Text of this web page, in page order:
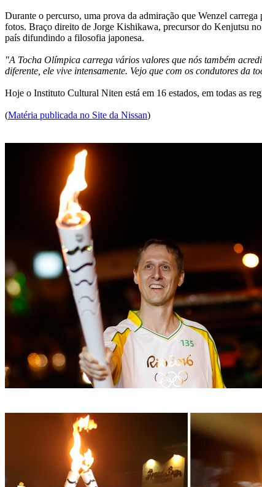
Durante o percurso, uma prova da admiração que Wenzel
fotos. Braço direito de Jorge Kishikawa, precursor do Kenjutsu
país difundindo a filosofia japonesa.
"A Tocha Olímpica carrega vários valores que nós também
diferente, ele vive intensamente. Vejo que com os condutores da
Hoje o Instituto Cultural Niten está em 16 estados, em todas as
(Matéria publicada no Site da Nissan)